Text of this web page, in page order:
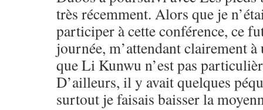
très récemment. Alors que je
participer à cette conférence, ce
journée, m’attendant clairement
que Li Kunwu n’est pas
D’ailleurs, il y avait quelques
surtout je faisais baisser la